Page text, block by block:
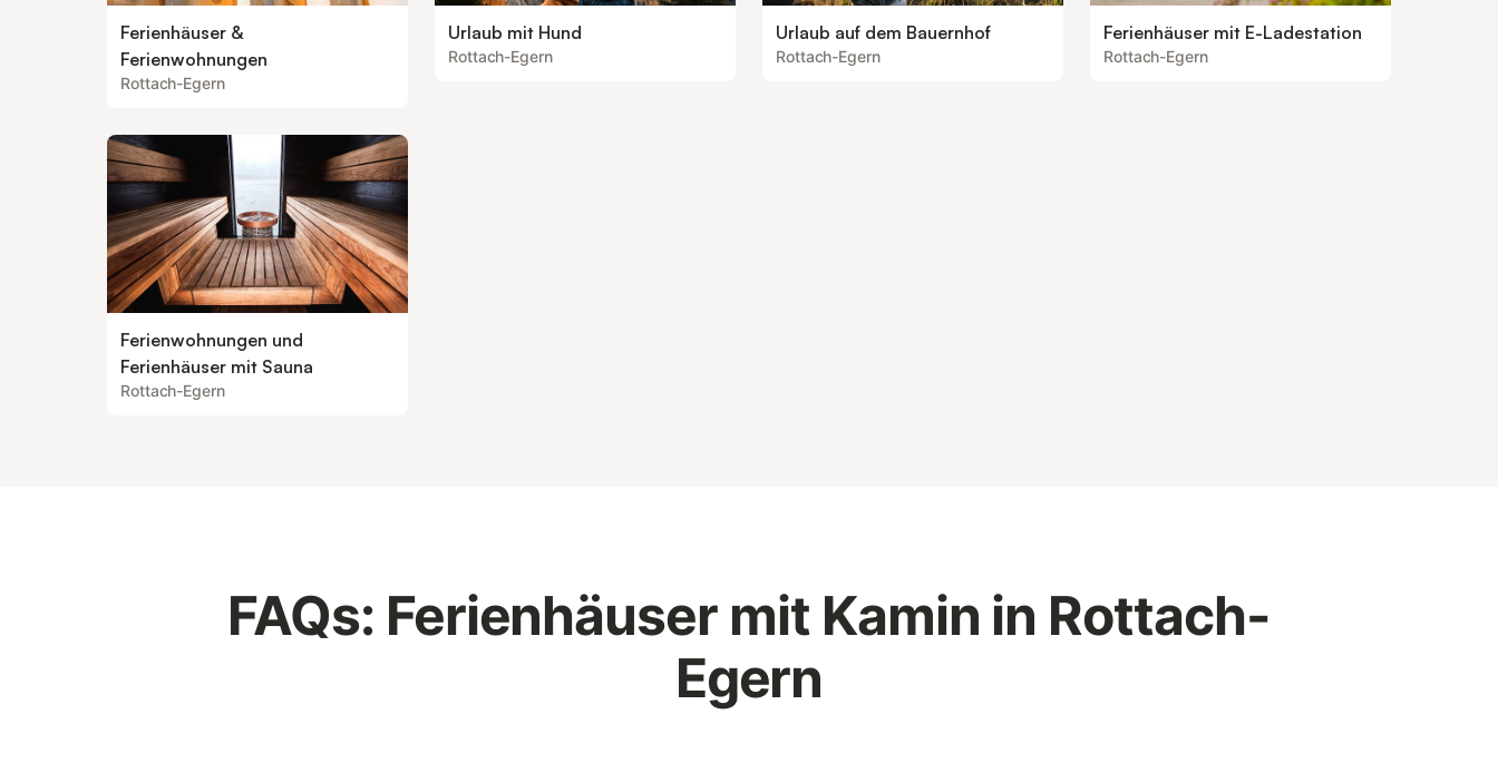
Ferienhäuser &
Ferienwohnungen
Rottach-Egern
Urlaub mit Hund
Rottach-Egern
Urlaub auf dem Bauernhof
Rottach-Egern
Ferienhäuser mit E-Ladestation
Rottach-Egern
Ferienwohnungen und
Ferienhäuser mit Sauna
Rottach-Egern
FAQs: Ferienhäuser mit Kamin in Rottach-
Egern